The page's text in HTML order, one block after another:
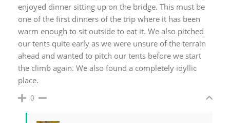
enjoyed dinner sitting up on the bridge. This must be
one of the first dinners of the trip where it has been
warm enough to sit outside to eat it. We also pitched
our tents quite early as we were unsure of the terrain
ahead and wanted to pitch our tents before we start
the climb again. We also found a completely idyllic
place.
0